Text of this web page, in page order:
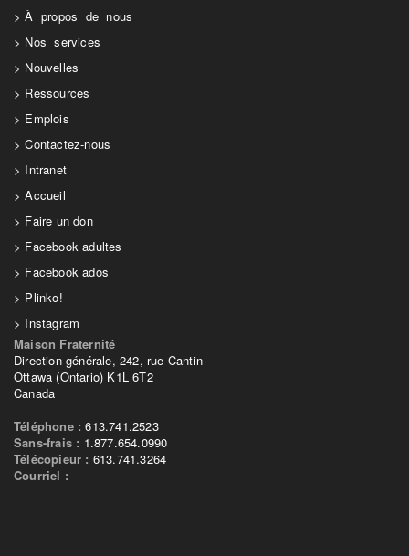
À propos de nous
Nos services
Nouvelles
Ressources
Emplois
Contactez-nous
Intranet
Accueil
Faire un don
Facebook adultes
Facebook ados
Plinko!
Instagram
Maison Fraternité
Direction générale, 242, rue Cantin
Ottawa (Ontario) K1L 6T2
Canada
Téléphone : 613.741.2523
Sans-frais : 1.877.654.0990
Télécopieur : 613.741.3264
Courriel :